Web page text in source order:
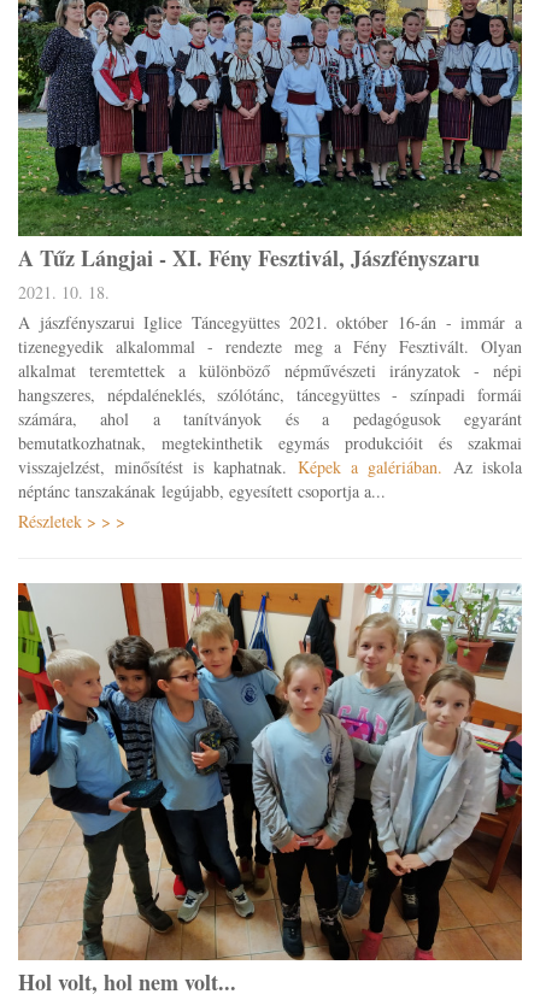
A Tűz Lángjai - XI. Fény Fesztivál, Jászfényszaru
2021. 10. 18.
A jászfényszarui Iglice Táncegyüttes 2021. október 16-án - immár a
tizenegyedik alkalommal - rendezte meg a Fény Fesztivált. Olyan
alkalmat teremtettek a különböző népművészeti irányzatok - népi
hangszeres, népdaléneklés, szólótánc, táncegyüttes - színpadi formái
számára, ahol a tanítványok és a pedagógusok egyaránt
bemutatkozhatnak, megtekinthetik egymás produkcióit és szakmai
visszajelzést, minősítést is kaphatnak. Képek a galériában. Az iskola
néptánc tanszakának legújabb, egyesített csoportja a...
Részletek > > >
Hol volt, hol nem volt...